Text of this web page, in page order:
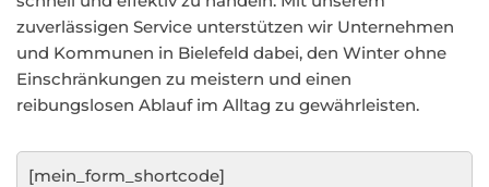
zuverlässigen Service unterstützen wir Unternehmen
und Kommunen in Bielefeld dabei, den Winter ohne
Einschränkungen zu meistern und einen
reibungslosen Ablauf im Alltag zu gewährleisten.
[mein_form_shortcode]